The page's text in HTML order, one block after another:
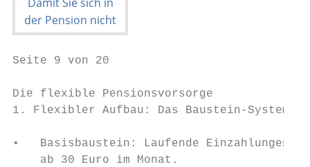
Seite 9 von 20
Die flexible Pensionsvorsorge
1. Flexibler Aufbau: Das Baustein-
•   Basisbaustein: Laufende
ab 30 Euro im Monat.